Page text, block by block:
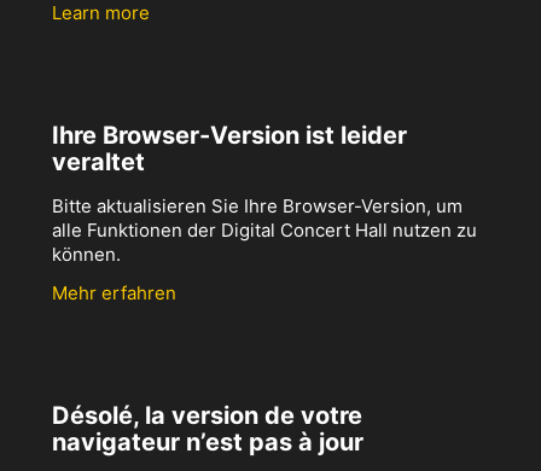
Learn more
Ihre Browser-Version ist leider
veraltet
Bitte aktualisieren Sie Ihre Browser-Version, um
alle Funktionen der Digital Concert Hall nutzen zu
können.
Mehr erfahren
Désolé, la version de votre
navigateur n’est pas à jour